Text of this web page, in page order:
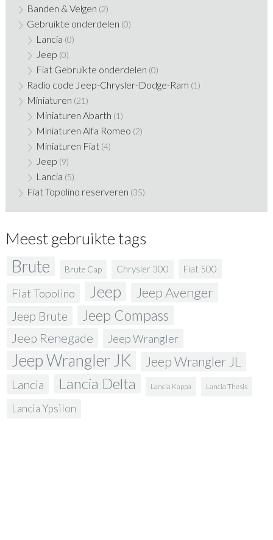
Banden & Velgen (2)
Gebruikte onderdelen (0)
Lancia (0)
Jeep (0)
Fiat Gebruikte onderdelen (0)
Radio code Jeep-Chrysler-Dodge-Ram (1)
Miniaturen (21)
Miniaturen Abarth (1)
Miniaturen Alfa Romeo (2)
Miniaturen Fiat (4)
Jeep (9)
Lancia (5)
Fiat Topolino reserveren (35)
Meest gebruikte tags
Brute Brute Cap Chrysler 300 Fiat 500
Fiat Topolino Jeep Jeep Avenger
Jeep Brute Jeep Compass
Jeep Renegade Jeep Wrangler
Jeep Wrangler JK Jeep Wrangler JL
Lancia Lancia Delta Lancia Kappa Lancia Thesis
Lancia Ypsilon